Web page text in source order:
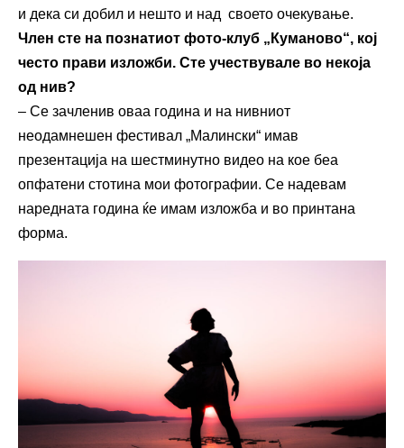
и дека си добил и нешто и над своето очекување.
Член сте на познатиот фото-клуб „Куманово“, кој
често прави изложби. Сте учествувале во некоја
од нив?
– Се зачленив оваа година и на нивниот
неодамнешен фестивал „Малински“ имав
презентација на шестминутно видео на кое беа
опфатени стотина мои фотографии. Се надевам
наредната година ќе имам изложба и во принтана
форма.